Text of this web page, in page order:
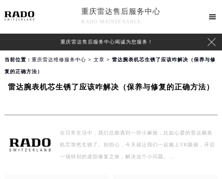
重庆雷达售后服务中心
RADO MAINTENANCE

重庆雷达售后服务中心竭诚为您服务！ 
当前位置： 重庆雷达维修服务中心 > 文章 > 雷达腕表机芯生锈了应该咋解决（保养与修
复的正确方法）
雷达腕表机芯生锈了应该咋解决（保养与修复的正确方法）
在日常生活中，我们总能遇到一些小麻烦，比如心爱的雷达腕表
机芯突然生锈了。别担心，今天就让我们一起戴上VR眼镜，开启
一场特别的虚拟修复之旅，解决这个小问题。…